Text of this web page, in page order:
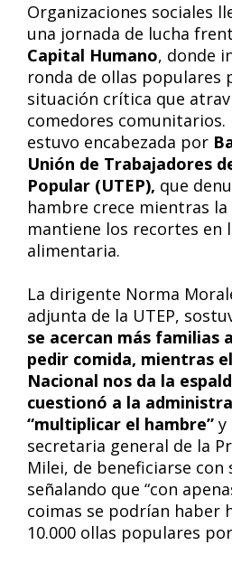
Organizaciones sociales
una jornada de lucha
Capital Humano, donde
ronda de ollas populares
situación crítica que
comedores
estuvo encabezada por
Unión de Trabajadores
Popular (UTEP), que
hambre crece mientras
mantiene los recortes en
alimentaria.
La dirigente Norma
adjunta de la UTEP,
se acercan más familias
pedir comida, mientras
Nacional nos da la
cuestionó a la
“multiplicar el hambre” y
secretaria general de la
Milei, de beneficiarse con
señalando que “con
coimas se podrían haber
10.000 ollas populares